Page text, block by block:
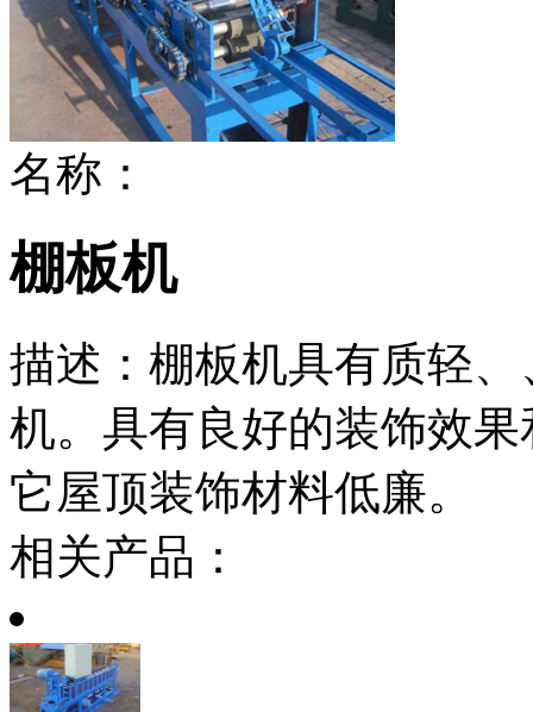
名称：
棚板机
描述： 棚板机具有质轻
机。具有良好的装饰效
它屋顶装饰材料低廉。
相关产品：